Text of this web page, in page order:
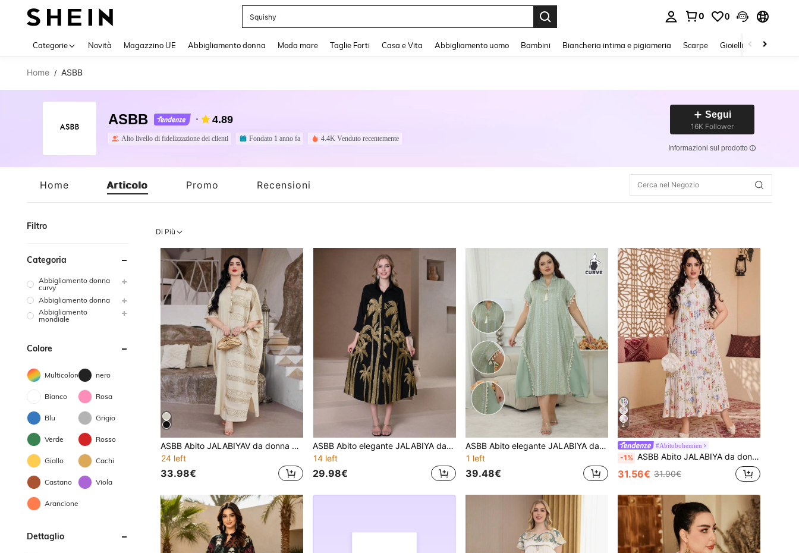
Squishy
0 0
Categorie Novità Magazzino UE Abbigliamento donna Moda mare Taglie Forti Casa e Vita Abbigliamento uomo Bambini Biancheria intima e pigiameria Scarpe Gioielli E Accessori
Home / ASBB
ASBB 4.89
Alto livello di fidelizzazione dei clienti Fondato 1 anno fa 4.4K Venduto recentemente
Segui
16K Follower
Informazioni sul prodotto
Home Articolo Promo Recensioni
Filtro
Categoria
Abbigliamento donna
curvy
Abbigliamento donna
Abbigliamento
mondiale
Colore
Multicolore nero
Bianco Rosa
Blu Grigio
Verde Rosso
Giallo Cachi
Castano Viola
Arancione
Dettaglio
Di Più
ASBB Abito JALABIYAV da donna arabo con ricamo in oro pesante, scollo a V, orlo con nappine e spacco laterale, elegante outfit casual per vacanze primavera/estate 2026
24 left
33.98€
ASBB Abito elegante JALABIYA da donna araba con ricamo pesante e paillettes dorate, maniche 3/4, scollo a V, outfit casual per vacanze e feste autunnali 2026
14 left
29.98€
ASBB Abito elegante JALABIYA da donna taglie forti con ricami in paillettes dorate, nappe, scollo a V, colore verde, stile arabo, per festival autunno 2026, feste e abbigliamento casual
1 left
39.48€
4
#Abitobohemien
-1% ASBB Abito JALABIYA da donna araba con ricamo pesante 3D, stampa colorata, nappe, pizzo, scollo a V, patchwork, plissettato, bianco fresco ed elegante, outfit casual primavera/estate 2026
31.56€ 31.90€